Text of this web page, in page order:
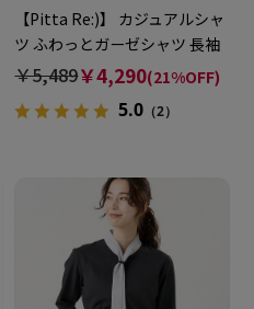
【Pitta Re:)】 カジュアルシャ
ツ ふわっとガーゼシャツ 長袖
綿100% レディース
￥5,489￥4,290(21%OFF)
5.0 （2）